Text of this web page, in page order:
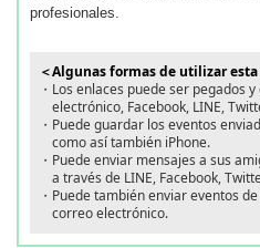
profesionales.
＜Algunas formas de utilizar
・Los enlaces puede ser pegados
electrónico, Facebook, LINE,
・Puede guardar los eventos
como así también iPhone.
・Puede enviar mensajes a sus
a través de LINE, Facebook,
・Puede también enviar eventos
correo electrónico.